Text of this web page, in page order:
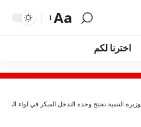
Aa
اخترنا لكم
وزيرة التنمية تفتتح وحدة التدخل المبكر في لواء